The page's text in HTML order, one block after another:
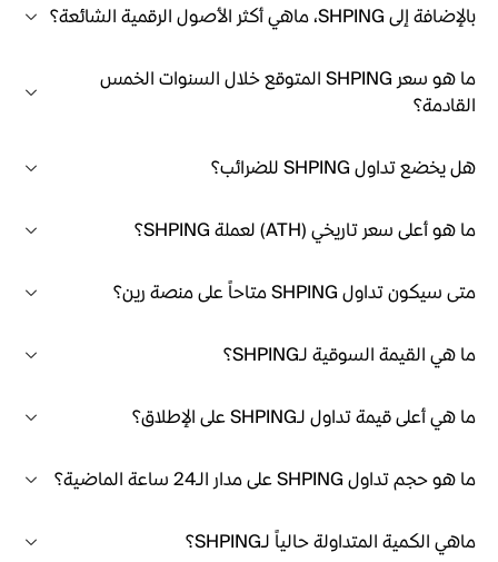
بالإضافة إلى SHPING، ماهي أكثر الأصول الرقمية الشائعة؟
ما هو سعر SHPING المتوقع خلال السنوات الخمس
القادمة؟
هل يخضع تداول SHPING للضرائب؟
ما هو أعلى سعر تاريخي (ATH) لعملة SHPING؟
متى سيكون تداول SHPING متاحاً على منصة رين؟
ما هي القيمة السوقية لـSHPING؟
ما هي أعلى قيمة تداول لـSHPING على الإطلاق؟
ما هو حجم تداول SHPING على مدار الـ24 ساعة الماضية؟
ماهي الكمية المتداولة حالياً لـSHPING؟